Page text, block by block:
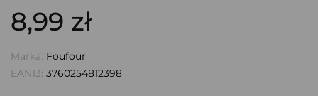
8,99 zł
Marka: Foufour
EAN13: 3760254812398